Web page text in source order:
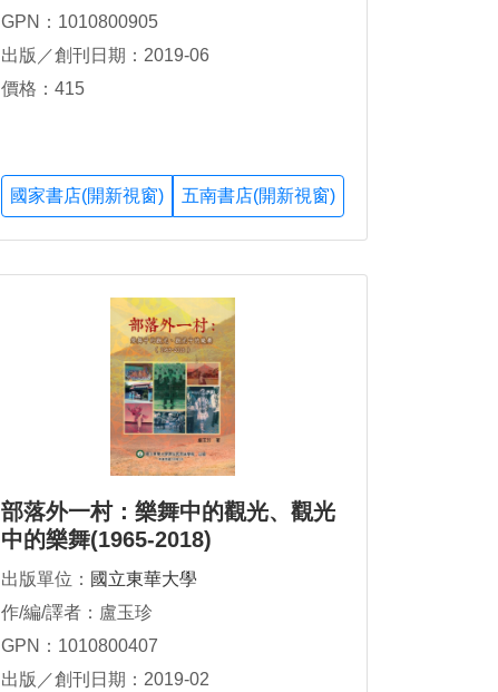
GPN：1010800905
出版／創刊日期：2019-06
價格：415
國家書店(開新視窗) 五南書店(開新視窗)
部落外一村：樂舞中的觀光、觀光
中的樂舞(1965-2018)
出版單位： 國立東華大學
作/編/譯者：盧玉珍
GPN：1010800407
出版／創刊日期：2019-02